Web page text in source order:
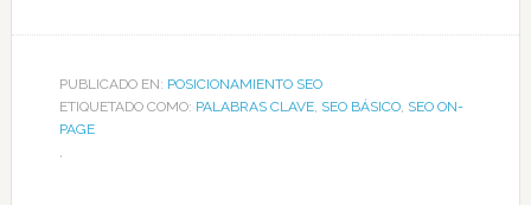
PUBLICADO EN: POSICIONAMIENTO SEO
ETIQUETADO COMO: PALABRAS CLAVE, SEO BÁSICO, SEO ON-
PAGE
,